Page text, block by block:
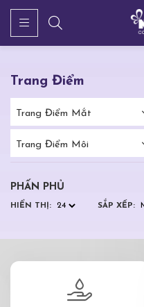
Trang Điểm
Trang Điểm Mắt
Trang Điểm Môi
PHẤN PHỦ
HIỂN THỊ: SẮP XẾP: